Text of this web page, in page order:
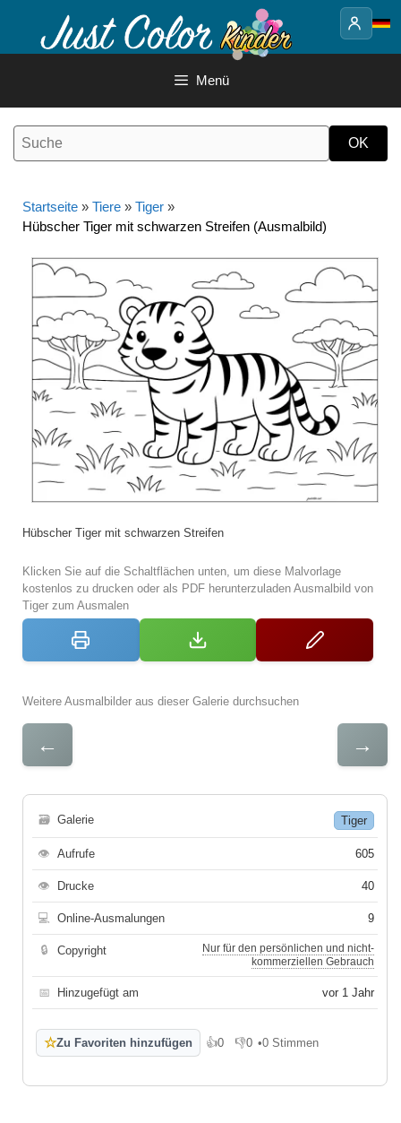
Inhalt
Menü
Startseite » Tiere » Tiger »
Hübscher Tiger mit schwarzen Streifen (Ausmalbild)
Hübscher Tiger mit schwarzen Streifen
Klicken Sie auf die Schaltflächen unten, um diese Malvorlage
kostenlos zu drucken oder als PDF herunterzuladen Ausmalbild von
Tiger zum Ausmalen
Weitere Ausmalbilder aus dieser Galerie durchsuchen
← →
🗃 Galerie Tiger
👁 Aufrufe 605
👁 Drucke 40
💻 Online-Ausmalungen 9
🔒 Copyright
Nur für den persönlichen und nicht-
kommerziellen Gebrauch
📅 Hinzugefügt am vor 1 Jahr
☆Zu Favoriten hinzufügen 👍0
Gefällt mir
👎0
Gefällt mir nicht
•0 Stimmen